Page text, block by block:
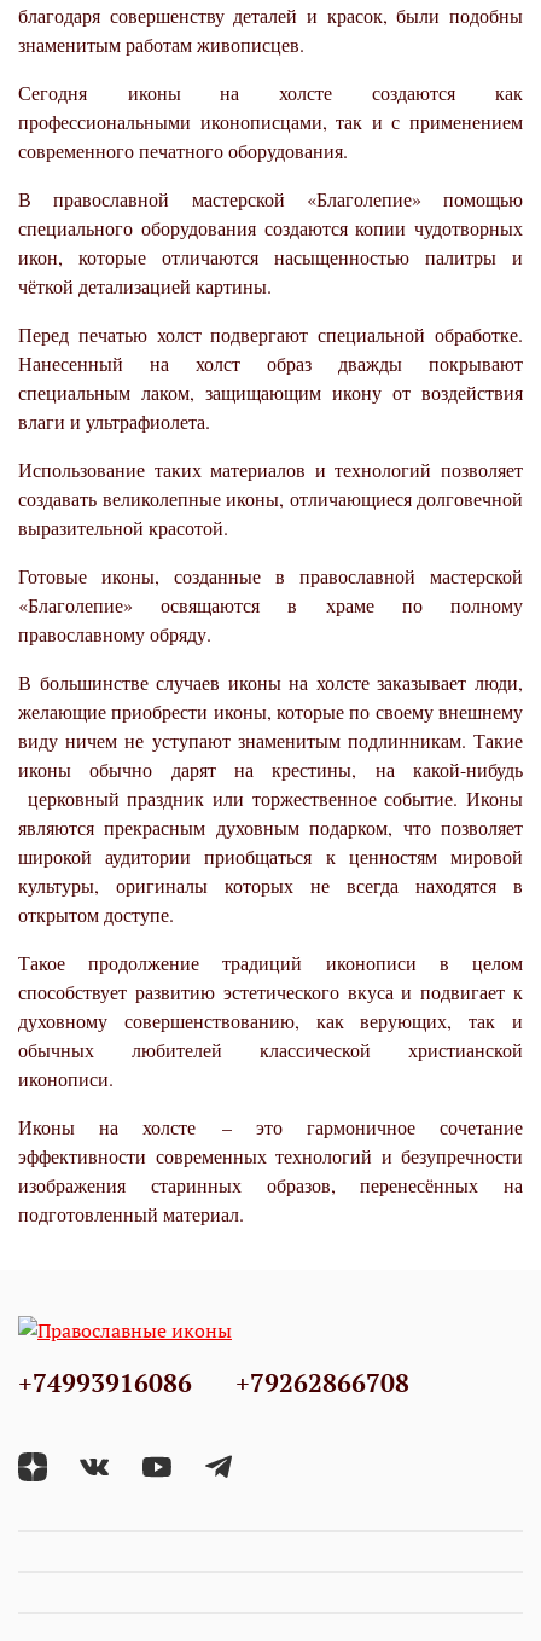
благодаря совершенству деталей и красок, были подобны
знаменитым работам живописцев.
Сегодня иконы на холсте создаются как
профессиональными иконописцами, так и с применением
современного печатного оборудования.
В православной мастерской «Благолепие» помощью
специального оборудования создаются копии чудотворных
икон, которые отличаются насыщенностью палитры и
чёткой детализацией картины.
Перед печатью холст подвергают специальной обработке.
Нанесенный на холст образ дважды покрывают
специальным лаком, защищающим икону от воздействия
влаги и ультрафиолета.
Использование таких материалов и технологий позволяет
создавать великолепные иконы, отличающиеся долговечной
выразительной красотой.
Готовые иконы, созданные в православной мастерской
«Благолепие» освящаются в храме по полному
православному обряду.
В большинстве случаев иконы на холсте заказывает люди,
желающие приобрести иконы, которые по своему внешнему
виду ничем не уступают знаменитым подлинникам. Такие
иконы обычно дарят на крестины, на какой-нибудь
церковный праздник или торжественное событие. Иконы
являются прекрасным духовным подарком, что позволяет
широкой аудитории приобщаться к ценностям мировой
культуры, оригиналы которых не всегда находятся в
открытом доступе.
Такое продолжение традиций иконописи в целом
способствует развитию эстетического вкуса и подвигает к
духовному совершенствованию, как верующих, так и
обычных любителей классической христианской
иконописи.
Иконы на холсте – это гармоничное сочетание
эффективности современных технологий и безупречности
изображения старинных образов, перенесённых на
подготовленный материал.
+74993916086 +79262866708